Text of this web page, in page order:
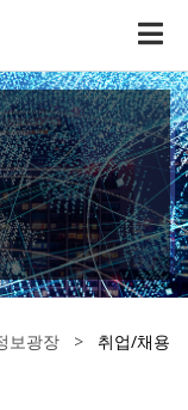
광장 > 취업/채용